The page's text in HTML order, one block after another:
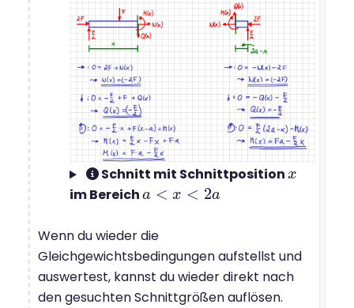
Schnitt mit Schnittposition x
x
im Bereich a < x < 2a
a<x< 2a
Wenn du wieder die
Gleichgewichtsbedingungen aufstellst und
auswertest, kannst du wieder direkt nach
den gesuchten Schnittgrößen auflösen.